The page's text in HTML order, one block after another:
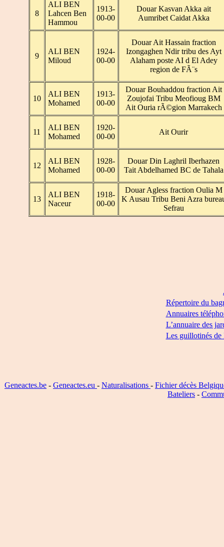
8
ALI BEN
Lahcen Ben
Hammou
1913-
00-00
Douar Kasvan Akka ait
Aumribet Caidat Akka
9
ALI BEN
Miloud
1924-
00-00
Douar Ait Hassain fraction
Izongaghen Ndir tribu des Ayt
Alaham poste AI d El Adey
region de FÃ¨s
10
ALI BEN
Mohamed
1913-
00-00
Douar Bouhaddou fraction Ait
Zoujofai Tribu Meofioug BM
Ait Ouria rÃ©gion Marrakech
11
ALI BEN
Mohamed
1920-
00-00
Ait Ourir
12
ALI BEN
Mohamed
1928-
00-00
Douar Din Laghril Iberhazen
Tait Abdelhamed BC de Tahala
13
ALI BEN
Naceur
1918-
00-00
Douar Agless fraction Oulia M
K Ausau Tribu Beni Azra
Sefrau
Répertoire du
Annuaires
L’annuaire des
Les guillotinés de
Geneactes.be - Geneactes.eu - Naturalisations - Fichier décès
Bateliers -